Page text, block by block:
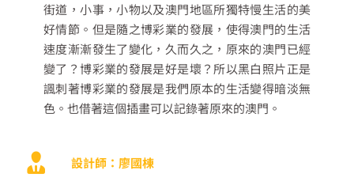
街道，小事，小物以及澳門地區所獨特慢生活的美
好情節。但是隨之博彩業的發展，使得澳門的生活
速度漸漸發生了變化，久而久之，原來的澳門已經
變了？博彩業的發展是好是壞？所以黑白照片正是
諷刺著博彩業的發展是我們原本的生活變得暗淡無
色。也借著這個插畫可以記錄著原來的澳門。
設計師：廖國棟